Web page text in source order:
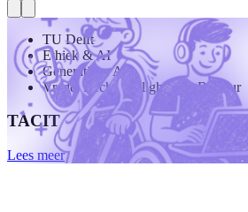
TU Delft
Ethiek & AI
Generatieve AI
Vrede, Recht, Veiligheid & Bestuur
TACIT
Lees meer